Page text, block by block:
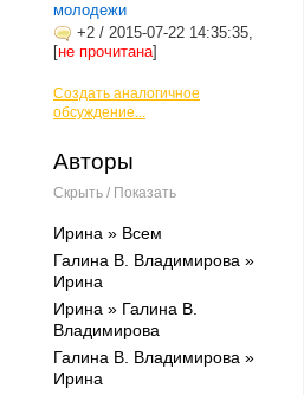
молодежи
+2 / 2015-07-22 14:35:35,
[не прочитана]
Создать аналогичное
обсуждение...
Авторы
Скрыть / Показать
Ирина » Всем
Галина В. Владимирова »
Ирина
Ирина » Галина В.
Владимирова
Галина В. Владимирова »
Ирина